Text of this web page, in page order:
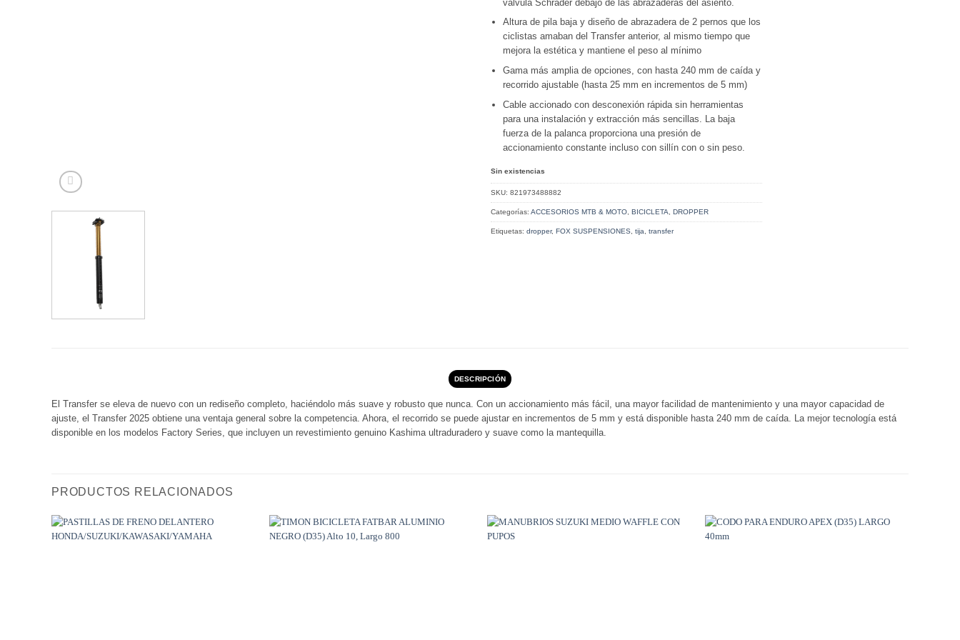
válvula Schrader debajo de las abrazaderas del asiento.
Altura de pila baja y diseño de abrazadera de 2 pernos que los
ciclistas amaban del Transfer anterior, al mismo tiempo que
mejora la estética y mantiene el peso al mínimo
Gama más amplia de opciones, con hasta 240 mm de caída y
recorrido ajustable (hasta 25 mm en incrementos de 5 mm)
Cable accionado con desconexión rápida sin herramientas
para una instalación y extracción más sencillas. La baja
fuerza de la palanca proporciona una presión de
accionamiento constante incluso con sillín con o sin peso.
Sin existencias
SKU: 821973488882
Categorías: ACCESORIOS MTB & MOTO, BICICLETA, DROPPER
Etiquetas: dropper, FOX SUSPENSIONES, tija, transfer
DESCRIPCIÓN
El Transfer se eleva de nuevo con un rediseño completo, haciéndolo más suave y robusto que nunca. Con un accionamiento más fácil, una mayor facilidad de mantenimiento y una mayor capacidad de
ajuste, el Transfer 2025 obtiene una ventaja general sobre la competencia. Ahora, el recorrido se puede ajustar en incrementos de 5 mm y está disponible hasta 240 mm de caída. La mejor tecnología está
disponible en los modelos Factory Series, que incluyen un revestimiento genuino Kashima ultraduradero y suave como la mantequilla.
PRODUCTOS RELACIONADOS